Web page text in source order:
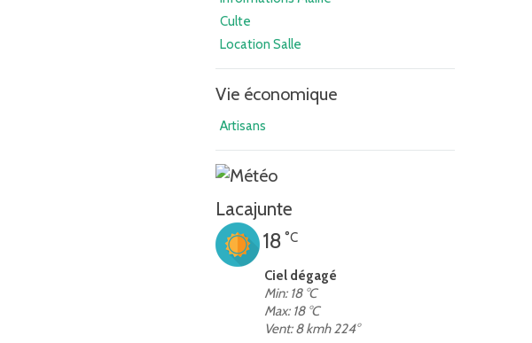
Culte
Location Salle
Vie économique
Artisans
Lacajunte
18 °C
Ciel dégagé
Min: 18 °C
Max: 18 °C
Vent: 8 kmh 224°